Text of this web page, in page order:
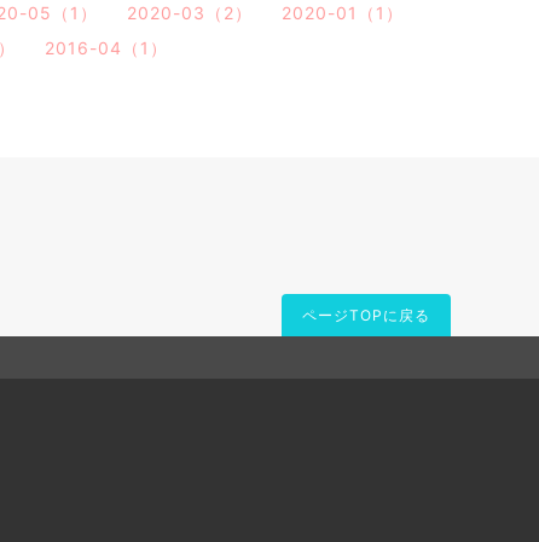
05（1） 2020-03（2）
2020-01（1）
2016-04（1）
ページTOPに戻る